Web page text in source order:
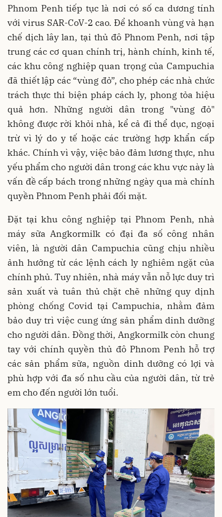
Phnom Penh tiếp tục là nơi có số ca dương tính
với virus SAR-CoV-2 cao. Để khoanh vùng và hạn
chế dịch lây lan, tại thủ đô Phnom Penh, nơi tập
trung các cơ quan chính trị, hành chính, kinh tế,
các khu công nghiệp quan trọng của Campuchia
đã thiết lập các “vùng đỏ”, cho phép các nhà chức
trách thực thi biện pháp cách ly, phong tỏa hiệu
quả hơn. Những người dân trong "vùng đỏ"
không được rời khỏi nhà, kể cả đi thể dục, ngoại
trừ vì lý do y tế hoặc các trường hợp khẩn cấp
khác. Chính vì vậy, việc bảo đảm lương thực, nhu
yếu phẩm cho người dân trong các khu vực này là
vấn đề cấp bách trong những ngày qua mà chính
quyền Phnom Penh phải đối mặt.
Đặt tại khu công nghiệp tại Phnom Penh, nhà
máy sữa Angkormilk có đại đa số công nhân
viên, là người dân Campuchia cũng chịu nhiều
ảnh hưởng từ các lệnh cách ly nghiêm ngặt của
chính phủ. Tuy nhiên, nhà máy vẫn nỗ lực duy trì
sản xuất và tuân thủ chặt chẽ những quy dịnh
phòng chống Covid tại Campuchia, nhằm đảm
bảo duy trì việc cung ứng sản phẩm dinh dưỡng
cho người dân. Đồng thời, Angkormilk còn chung
tay với chính quyền thủ đô Phnom Penh hỗ trợ
các sản phẩm sữa, nguồn dinh dưỡng có lợi và
phù hợp với đa số nhu cầu của người dân, từ trẻ
em cho đến người lớn tuổi.